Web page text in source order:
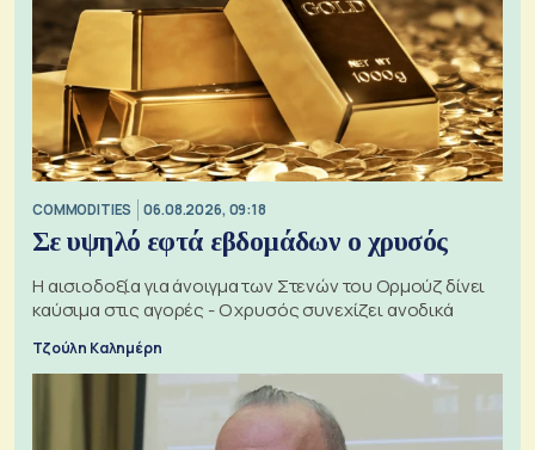
COMMODITIES 06.08.2026, 09:18
Σε υψηλό εφτά εβδομάδων ο χρυσός
Η αισιοδοξία για άνοιγμα των Στενών του Ορμούζ δίνει
καύσιμα στις αγορές - Ο χρυσός συνεχίζει ανοδικά
Τζούλη Καλημέρη